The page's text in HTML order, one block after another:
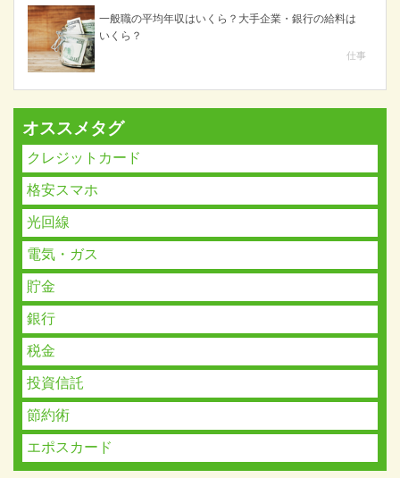
一般職の平均年収はいくら？大手企業・銀行の給料は
いくら？
仕事
オススメタグ
クレジットカード
格安スマホ
光回線
電気・ガス
貯金
銀行
税金
投資信託
節約術
エポスカード